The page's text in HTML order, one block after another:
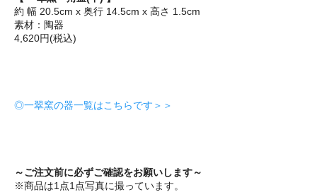
約 幅 20.5cm x 奥行 14.5cm x 高さ 1.5cm
素材：陶器
4,620円(税込)
◎一翠窯の器一覧はこちらです＞＞
～ご注文前に必ずご確認をお願いします～
※商品は1点1点写真に撮っています。